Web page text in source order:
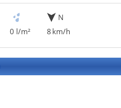
0 l/m²
N
8 km/h